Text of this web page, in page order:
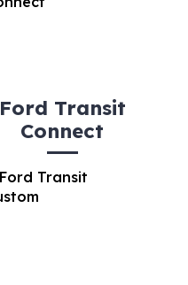
Ford Transit
Connect